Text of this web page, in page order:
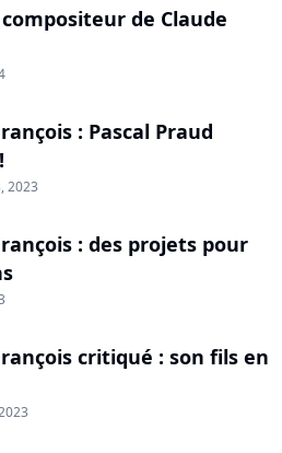
de Claude
: Pascal Praud
2023
: des projets pour
critiqué : son fils en